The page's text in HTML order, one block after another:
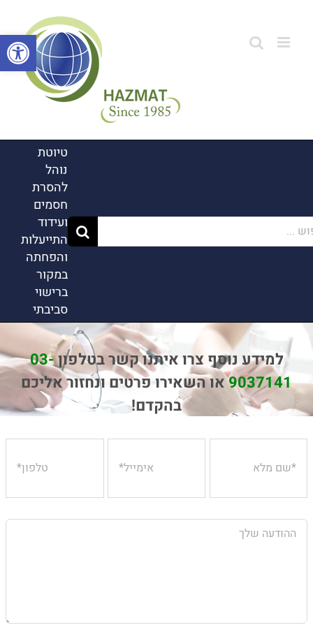
פתח
טיוטת
נוהל
להסרת
חסמים
ועידוד
התייעלות
והפחתה
במקור
ברישוי
סביבתי
למידע נוסף צרו איתנו קשר בטלפון03-
9037141או השאירו פרטים ונחזור אליכם
בהקדם!